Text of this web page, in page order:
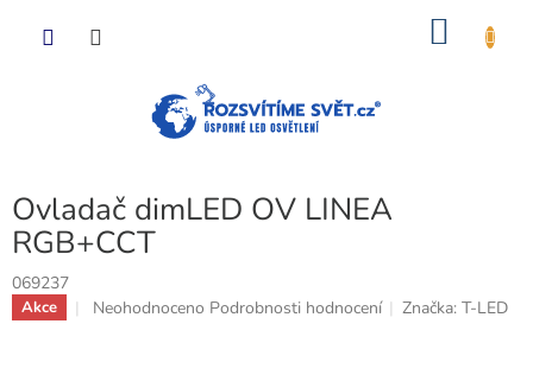
Ovladač dimLED OV LINEA
RGB+CCT
069237
Akce
Průměrné
Neohodnoceno Podrobnosti hodnocení Značka:T-LED